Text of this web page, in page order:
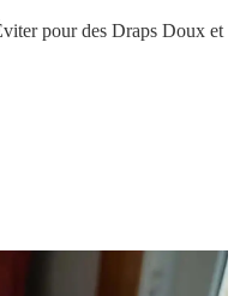
pour des Draps Doux et